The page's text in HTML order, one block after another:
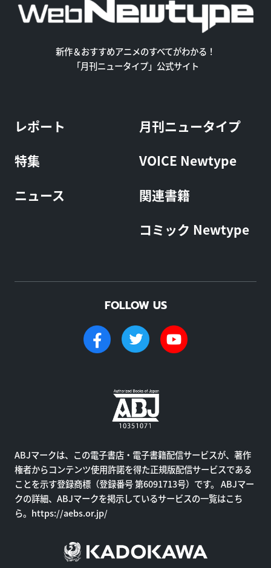
新作＆おすすめアニメのすべてがわかる！
「月刊ニュータイプ」公式サイト
レポート
特集
ニュース
月刊ニュータイプ
VOICE Newtype
関連書籍
コミック Newtype
FOLLOW US
ABJマークは、この電子書店・電子書籍配信サービスが、著作
権者からコンテンツ使用許諾を得た正規版配信サービスである
ことを示す登録商標（登録番号 第6091713号）です。 ABJマー
クの詳細、ABJマークを掲示しているサービスの一覧はこち
ら。 https://aebs.or.jp/